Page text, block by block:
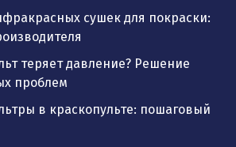
сушек для покраски:
теряет давление? Решение
проблем
в краскопульте: пошаговый